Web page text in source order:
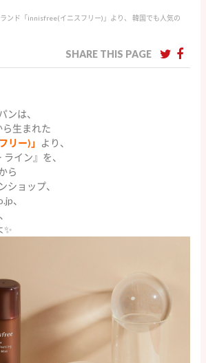
ンド「innisfree(イニスフリー)」より、 韓国でも人気の
SHARE THIS PAGE
ンは、
生まれた
リー)」
より、
イン』を、
ら
ショップ、
、
✨